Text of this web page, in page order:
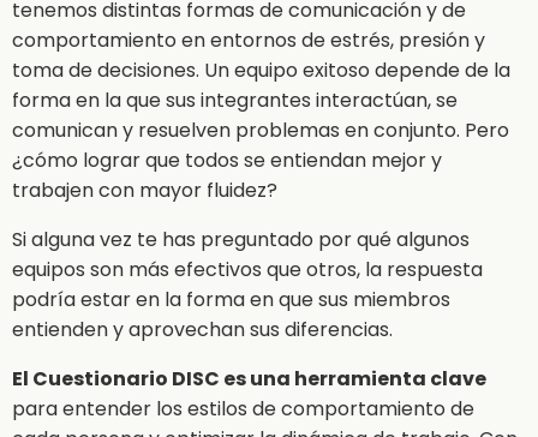
tenemos distintas formas de comunicación y de
comportamiento en entornos de estrés, presión y
toma de decisiones. Un equipo exitoso depende de la
forma en la que sus integrantes interactúan, se
comunican y resuelven problemas en conjunto. Pero
¿cómo lograr que todos se entiendan mejor y
trabajen con mayor fluidez?
Si alguna vez te has preguntado por qué algunos
equipos son más efectivos que otros, la respuesta
podría estar en la forma en que sus miembros
entienden y aprovechan sus diferencias.
El Cuestionario DISC es una herramienta clave
para entender los estilos de comportamiento de